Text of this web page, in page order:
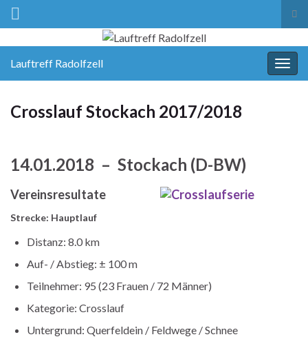
Lauftreff Radolfzell
Crosslauf Stockach 2017/2018
14.01.2018 – Stockach (D-BW)
Vereinsresultate
Strecke: Hauptlauf
Distanz: 8.0 km
Auf- / Abstieg: ± 100 m
Teilnehmer: 95 (23 Frauen / 72 Männer)
Kategorie: Crosslauf
Untergrund: Querfeldein / Feldwege / Schnee